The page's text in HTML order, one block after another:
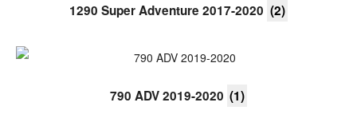
1290 Super Adventure 2017-2020 (2)
790 ADV 2019-2020 (1)